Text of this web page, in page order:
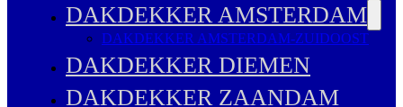
DAKDEKKER AMSTERDAM
DAKDEKKER AMSTERDAM-ZUIDOOST
DAKDEKKER DIEMEN
DAKDEKKER ZAANDAM